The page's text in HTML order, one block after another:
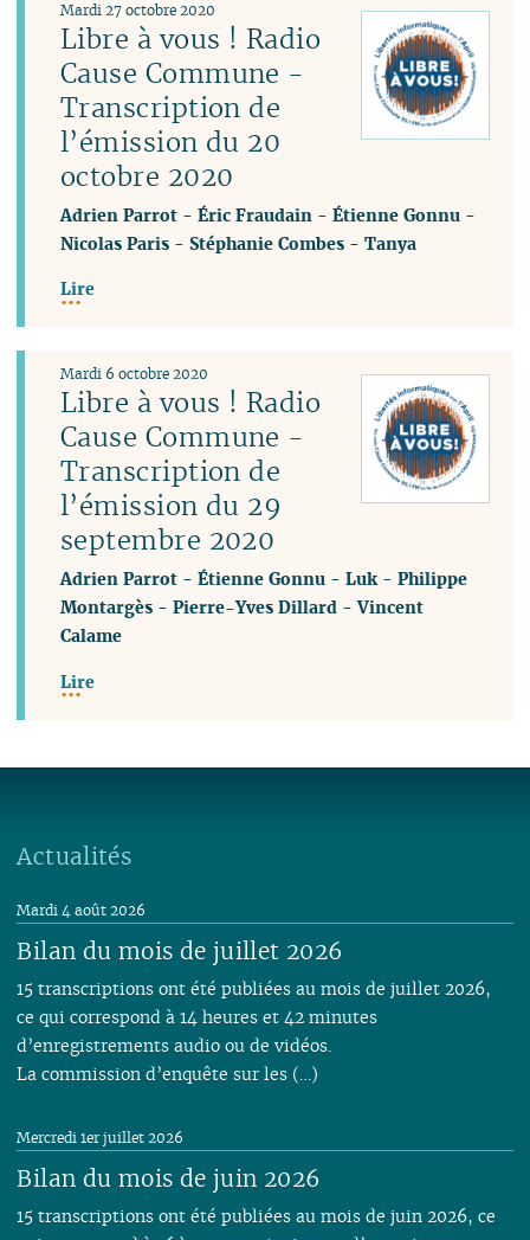
Libre à vous ! Radio
Cause Commune -
Transcription de
l’émission du 20
octobre 2020
Mardi 27 octobre 2020
Adrien Parrot -Éric Fraudain -Étienne Gonnu -
Nicolas Paris -Stéphanie Combes -Tanya
Lire
Libre à vous ! Radio
Cause Commune -
Transcription de
l’émission du 29
septembre 2020
Mardi 6 octobre 2020
Adrien Parrot -Étienne Gonnu -Luk-Philippe
Montargès -Pierre-Yves Dillard -Vincent
Calame
Lire
Actualités
Bilan du mois de juillet 2026
Mardi 4 août 2026
15 transcriptions ont été publiées au mois de juillet 2026,
ce qui correspond à 14 heures et 42 minutes
d’enregistrements audio ou de vidéos.
La commission d’enquête sur les (…)
Bilan du mois de juin 2026
Mercredi 1er juillet 2026
15 transcriptions ont été publiées au mois de juin 2026, ce